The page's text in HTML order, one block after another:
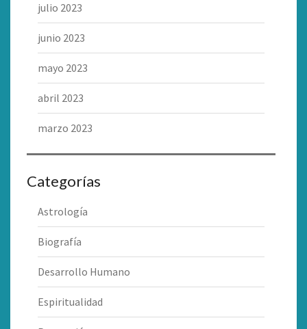
julio 2023
junio 2023
mayo 2023
abril 2023
marzo 2023
Categorías
Astrología
Biografía
Desarrollo Humano
Espiritualidad